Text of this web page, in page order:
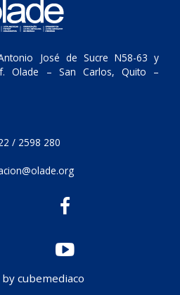
José de Sucre N58-63 y
Olade – San Carlos, Quito –
/ 2598 280
cubemediaco